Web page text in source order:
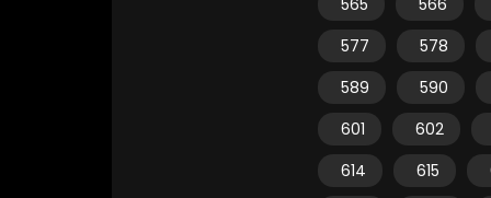
565
566
577
578
589
590
601
602
614
615